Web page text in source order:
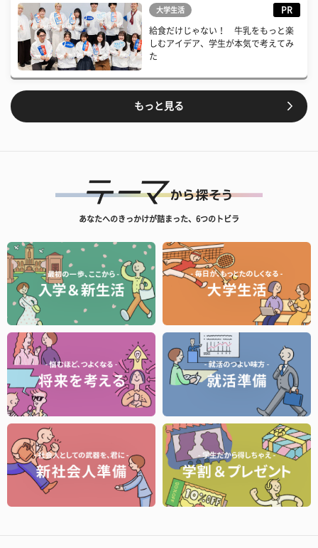
大学生活 PR
給食だけじゃない！ 牛乳をもっと楽
しむアイデア、学生が本気で考えてみ
た
もっと見る
あなたへのきっかけが詰まった、6つのトビラ